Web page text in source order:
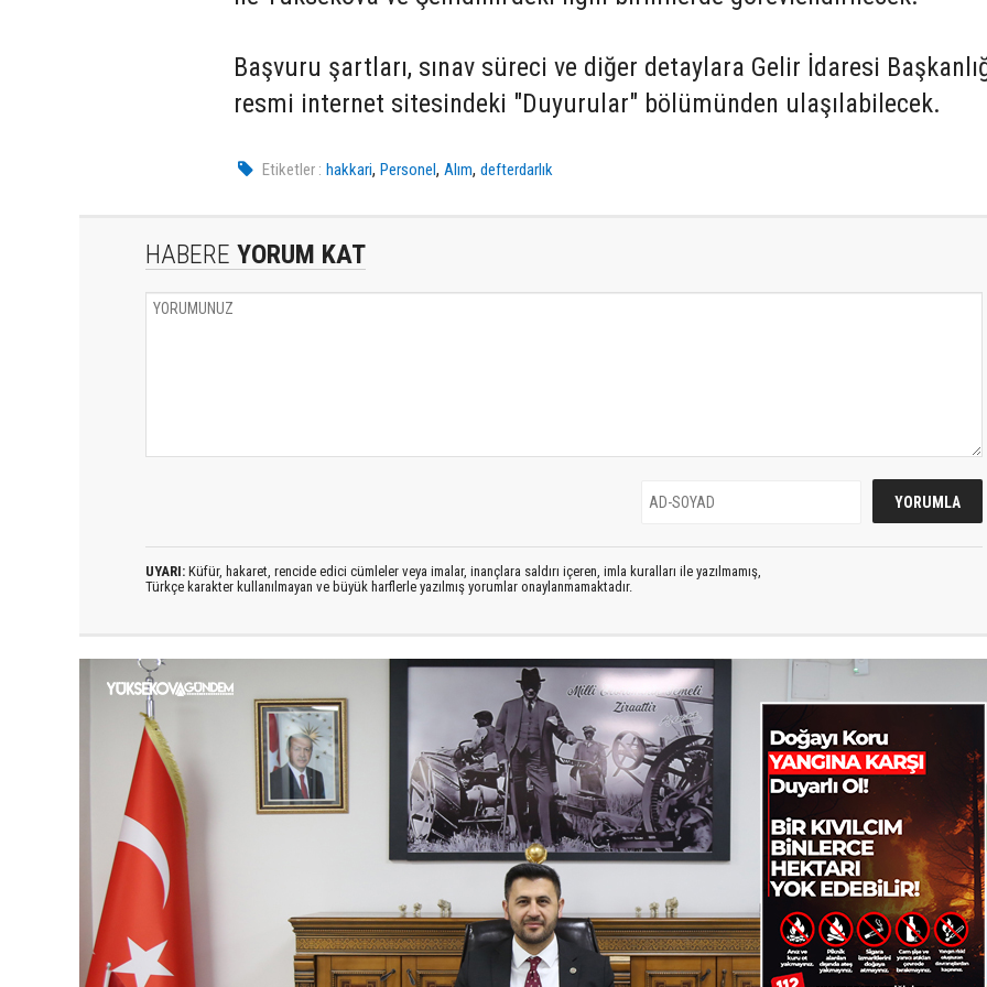
Başvuru şartları, sınav süreci ve diğer detaylara Gelir İdaresi
resmi internet sitesindeki "Duyurular" bölümünden ulaşılabilecek.
Etiketler : hakkari,Personel,Alım,defterdarlık
HABERE YORUM KAT
UYARI: Küfür, hakaret, rencide edici cümleler veya imalar, inançlara saldırı içeren, imla kuralları ile yazılmamış,
Türkçe karakter kullanılmayan ve büyük harflerle yazılmış yorumlar onaylanmamaktadır.